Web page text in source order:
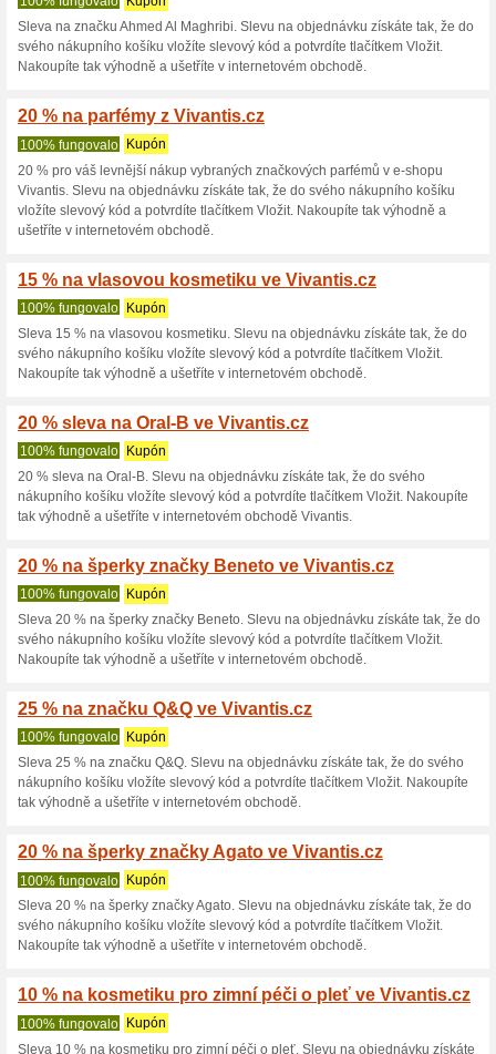
15 % sleva na zavazadla
tlačítkem Vložit. Nakoupíte
30 % na značku
100% fungovalo
Kupón
Najděte si svůj produkt a
slevového kupónu do
10 % na květinové a
100% fungovalo
Sleva 10 % na květinové a
do svého nákupního košíku
Nakoupíte tak výhodně a
25 % sleva na